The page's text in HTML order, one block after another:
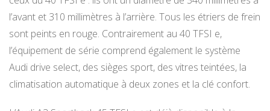
l’avant et 310 millimètres à l’arrière. Tous les étriers de frein
sont peints en rouge. Contrairement au 40 TFSI e,
l’équipement de série comprend également le système
Audi drive select, des sièges sport, des vitres teintées, la
climatisation automatique à deux zones et la clé confort.